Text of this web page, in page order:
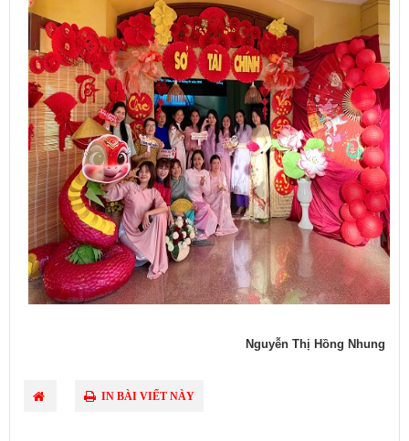
Nguyễn Thị Hồng Nhung
IN BÀI VIẾT NÀY